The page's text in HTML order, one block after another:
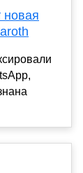
новая